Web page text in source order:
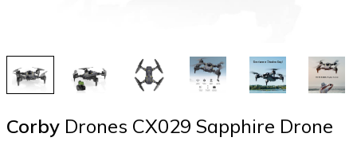
Corby Drones CX029 Sapphire Drone